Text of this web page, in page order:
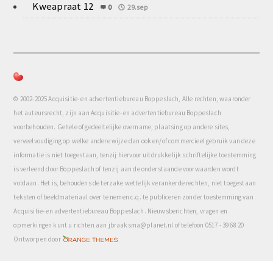
Kweapraat 12 0 29.sep
© 2002-2025 Acquisitie- en advertentiebureau Boppeslach, Alle rechten, waaronder
het auteursrecht, zijn aan Acquisitie- en advertentiebureau Boppeslach
voorbehouden. Gehele of gedeeltelijke overname, plaatsing op andere sites,
verveelvoudiging op welke andere wijze dan ook en/of commercieel gebruik van deze
informatie is niet toegestaan, tenzij hiervoor uitdrukkelijk schriftelijke toestemming
is verleend door Boppeslach of tenzij aan de onderstaande voorwaarden wordt
voldaan. Het is, behoudens de terzake wettelijk verankerde rechten, niet toegestaan
teksten of beeldmateriaal over te nemen c.q. te publiceren zonder toestemming van
Acquisitie- en advertentiebureau Boppeslach. Nieuwsberichten, vragen en
opmerkingen kunt u richten aan jbraaksma@planet.nl of telefoon 0517 - 39 68 20
Ontworpen door